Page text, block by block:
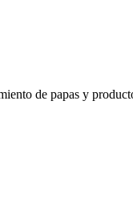
de papas y